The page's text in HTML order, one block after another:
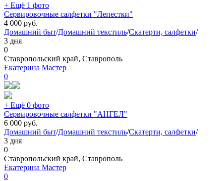
+ Ещё 1 фото
Сервировочные салфетки "Лепестки"
4 000 руб.
Домашний быт/Домашний текстиль/Скатерти, салфетки/
3 дня
0
Ставропольский край, Ставрополь
Екатерина Мастер
0
+ Ещё 0 фото
Сервировочные салфетки "АНГЕЛ"
6 000 руб.
Домашний быт/Домашний текстиль/Скатерти, салфетки/
3 дня
0
Ставропольский край, Ставрополь
Екатерина Мастер
0